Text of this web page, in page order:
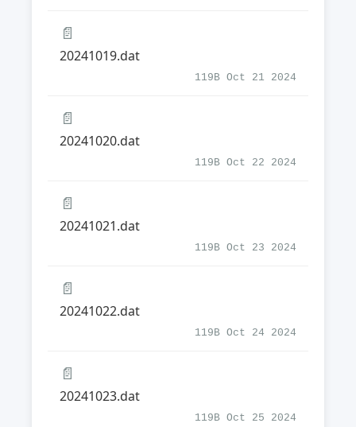
📄
20241019.dat
119B Oct 21 2024
📄
20241020.dat
119B Oct 22 2024
📄
20241021.dat
119B Oct 23 2024
📄
20241022.dat
119B Oct 24 2024
📄
20241023.dat
119B Oct 25 2024